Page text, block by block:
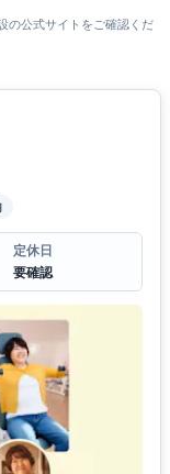
の公式サイトをご確認くだ
定休日
要確認